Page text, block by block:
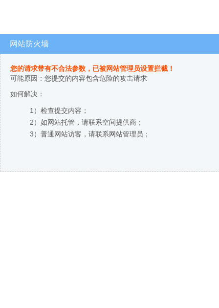
网站防火墙
您的请求带有不合法参数，已被网站管理员设置拦截！
可能原因：您提交的内容包含危险的攻击请求
如何解决：
1）检查提交内容；
2）如网站托管，请联系空间提供商；
3）普通网站访客，请联系网站管理员；